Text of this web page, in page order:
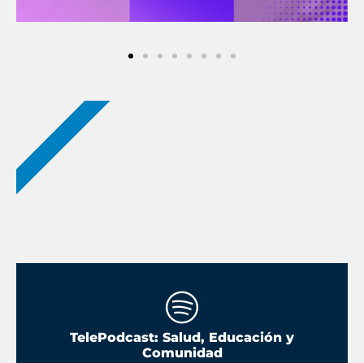
TelePodcast: Salud, Educación y
Comunidad
NUEVOS PODCAST